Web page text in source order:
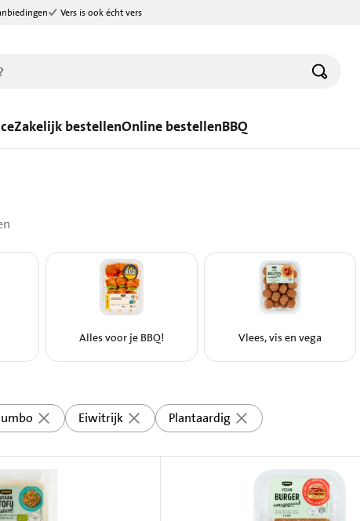
Vers is ook écht vers
Zakelijk bestellenOnline bestellenBBQ
Alles voor je BBQ! Vlees, vis en vega
Eiwitrijk Plantaardig